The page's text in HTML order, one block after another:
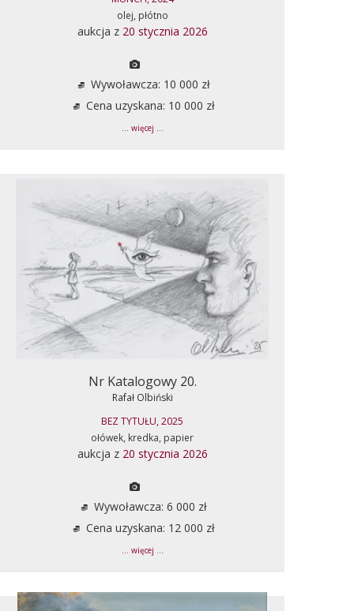
olej, płótno
aukcja z 20 stycznia 2026
Wywoławcza: 10 000 zł
Cena uzyskana: 10 000 zł
... więcej ...
Nr Katalogowy 20.
Rafał Olbiński
BEZ TYTUŁU, 2025
ołówek, kredka, papier
aukcja z 20 stycznia 2026
Wywoławcza: 6 000 zł
Cena uzyskana: 12 000 zł
... więcej ...